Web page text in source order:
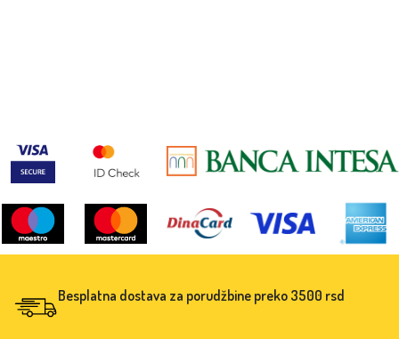
Besplatna dostava za porudžbine preko 3500 rsd